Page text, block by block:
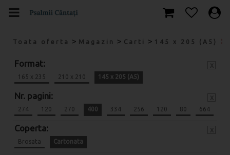
Toata oferta > Magazin > Carti > 145 x 205 (A5)
Format:
165 x 235 210 x 210 145 x 205 (A5)
Nr. pagini:
274 120 270 400 334 256 120 80 664
Coperta:
Brosata Cartonata